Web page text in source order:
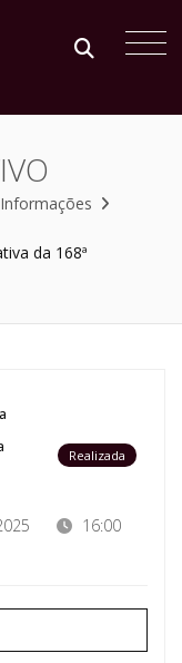
da 168ª
Realizada
16:00